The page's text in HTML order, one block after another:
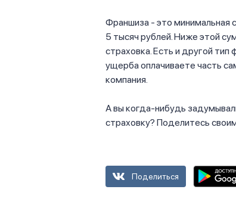
Франшиза - это минимальная
5 тысяч рублей. Ниже этой
страховка. Есть и другой
ущерба оплачиваете часть
компания.
А вы когда-нибудь
страховку? Поделитесь
Поделиться